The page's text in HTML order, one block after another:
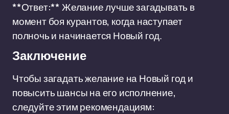
**Ответ:** Желание лучше загадывать в
момент боя курантов, когда наступает
полночь и начинается Новый год.
Заключение
Чтобы загадать желание на Новый год и
повысить шансы на его исполнение,
следуйте этим рекомендациям: